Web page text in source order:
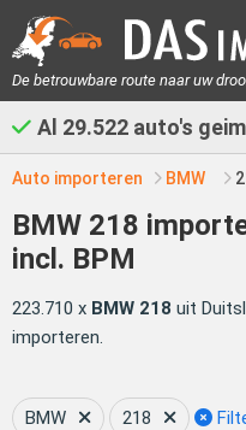
De betrouwbare route naar uw
Al 29.522 auto's
Auto importeren BMW
BMW 218
incl. BPM
223.710 x BMW 218 uit
importeren.
BMW 218